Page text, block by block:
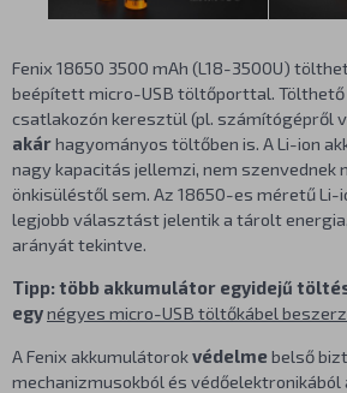
Fenix 18650 3500 mAh (L18-3500U)
beépített micro-USB töltőporttal. Tölthető
csatlakozón keresztül (pl. számítógépről
akárhagyományos töltőben is. A Li-ion
nagy kapacitás jellemzi, nem
önkisüléstől sem. Az 18650-es méretű Li-
legjobb választást jelentik a tárolt
arányát tekintve.
Tipp: több akkumulátor egyidejű
egynégyes micro-USB töltőkábel
A Fenix akkumulátorokvédelmebelső
mechanizmusokból és